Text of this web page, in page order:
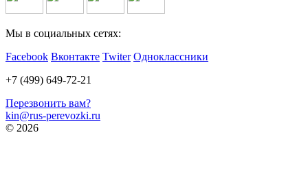
Мы в социальных сетях:
Facebook Вконтакте Twiter Одноклассники
+7 (499) 649-72-21
Перезвонить вам?
kin@rus-perevozki.ru
© 2026